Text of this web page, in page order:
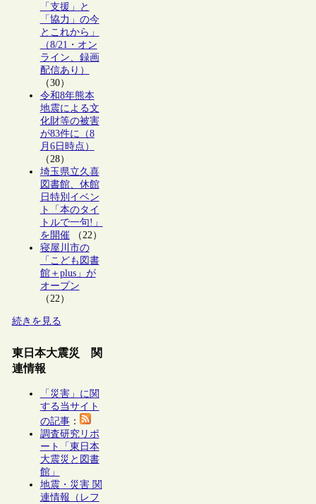
「支援」と
「協力」の今
とこれから」
（8/21・オン
ライン、録画
配信あり）
（30）
令和8年熊本
地震による文
化財等の被害
が83件に（8
月6日時点）
（28）
埼玉県立久喜
図書館、休館
日特別イベン
ト「本のタイ
トルで一句!」
を開催（22）
寝屋川市の
「こども図書
館＋plus」が
オープン
（22）
続きを見る
東日本大震災 関
連情報
「災害」に関
する当サイト
の記事：
調査研究リポ
ート「東日本
大震災と図書
館」
地震・災害 関
連情報（レフ